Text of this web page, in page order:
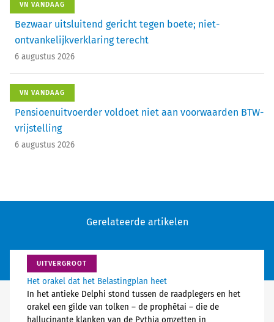
VN VANDAAG
Bezwaar uitsluitend gericht tegen boete; niet-
ontvankelijkverklaring terecht
6 augustus 2026
VN VANDAAG
Pensioenuitvoerder voldoet niet aan voorwaarden BTW-
vrijstelling
6 augustus 2026
Gerelateerde artikelen
UITVERGROOT
Het orakel dat het Belastingplan heet
In het antieke Delphi stond tussen de raadplegers en het
orakel een gilde van tolken – de prophētai – die de